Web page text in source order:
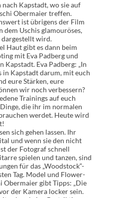
nach Kapstadt, wo sie auf
Obermaier treffen.
ist übrigens der Film
dem Uschis glamouröses,
dargestellt wird.
Haut gibt es dann beim
mit Eva Padberg und
Kapstadt. Eva Padberg: „In
in Kapstadt darum, mit euch
eure Stärken, eure
wir noch verbessern?
Trainings auf euch
die ihr im normalen
werdet. Heute wird
sich gehen lassen. Ihr
und wenn sie den nicht
der Fotograf schnell
spielen und tanzen, sind
für das „Woodstock“-
Tag. Model und Flower-
Obermaier gibt Tipps: „Die
der Kamera locker sein.